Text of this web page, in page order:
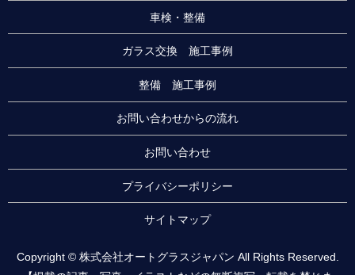
車検・整備
ガラス交換 施工事例
整備 施工事例
お問い合わせからの流れ
お問い合わせ
プライバシーポリシー
サイトマップ
Copyright © 株式会社オートグラスジャパン All Rights Reserved.